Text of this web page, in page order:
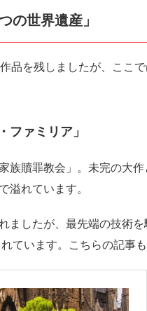
の世界遺産」
品を残しましたが、ここ
ァミリア」
族贖罪教会」。未完の大
溢れています。
ましたが、最先端の技術
ています。こちらの記事